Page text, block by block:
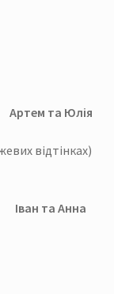
Артем та Юлія
відтінках)
Іван та Анна